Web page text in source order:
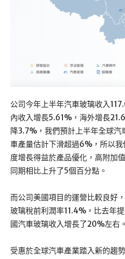
公司今年上半年汽車玻璃收入
內收入增長5.61%，海外增長
降3.7%，我們預計上半年全球汽
車產量估計下滑超過6%，所以
度增長得益於產品優化，高附加
同期相比上升了5個百分點。
而公司美國項目的運營比較良好
玻璃稅前利潤率11.4%，比去年
國汽車玻璃收入增長了20%左右。
受惠於全球汽車產業踏入新的趨